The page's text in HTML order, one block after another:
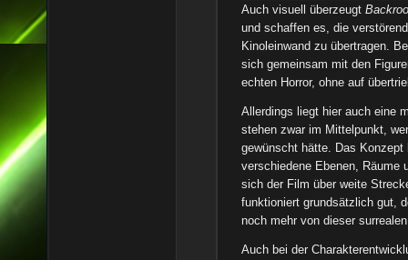
Auch visuell überzeugt
und schaffen es, die
Kinoleinwand zu übertragen.
sich gemeinsam mit den
echten Horror, ohne auf
Allerdings liegt hier auch eine
stehen zwar im Mittelpunkt,
gewünscht hätte. Das
verschiedene Ebenen, Räume
sich der Film über weite
funktioniert grundsätzlich gut,
noch mehr von dieser
Auch bei der